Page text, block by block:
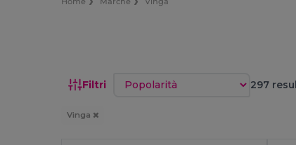
Filtri Ordina per 297
Vinga